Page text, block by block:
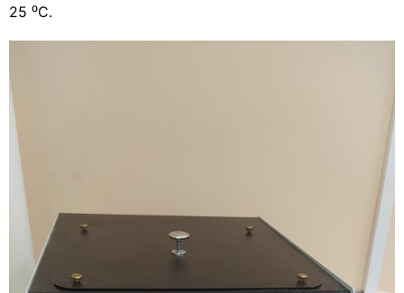
25 ⁰С.